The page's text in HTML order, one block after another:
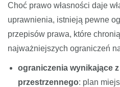
Choć prawo własności daje
uprawnienia, istnieją pewne
przepisów prawa, które
najważniejszych ograniczeń
ograniczenia wynikające
przestrzennego: plan